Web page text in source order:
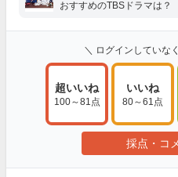
おすすめのTBSドラマは？
＼ ログインしていな
超いいね
100～81点
いいね
80～61点
採点・コ